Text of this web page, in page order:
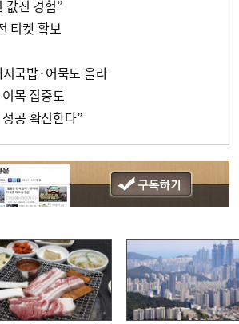
값진 경험”
티켓 확보
국밥·어묵도 올라
목 집중도
공 확신한다”